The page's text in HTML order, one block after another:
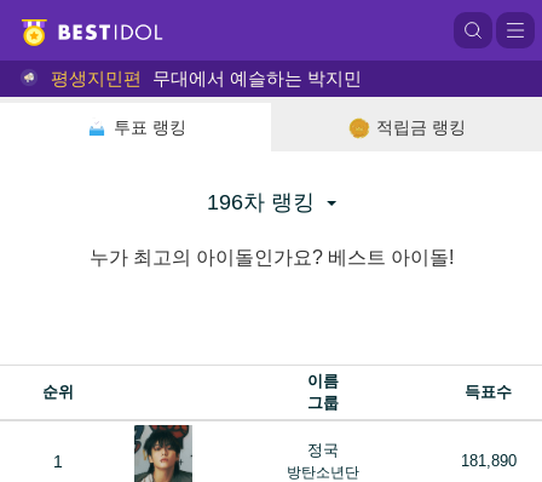
평생지민편 무대에서 예슬하는 박지민
투표 랭킹 적립금 랭킹
196차 랭킹
누가 최고의 아이돌인가요? 베스트 아이돌!
순위
이름
그룹
득표수
1
정국
방탄소년단
181,890